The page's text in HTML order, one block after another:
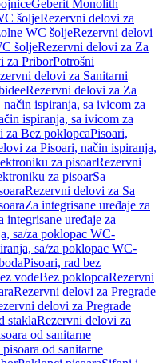
Geberit Monolith
šoljeRezervni delovi za
WC šoljeRezervni delovi
šoljeRezervni delovi za Za
za PriborPotrošni
delovi za Sanitarni
Rezervni delovi za Za
način ispiranja, sa ivicom za
ispiranja, sa ivicom za
za Bez poklopcaPisoari,
za Pisoari, način ispiranja,
za pisoarRezervni
za pisoarSa
Rezervni delovi za Sa
Za integrisane uređaje za
uređaje za
sa/za poklopac WC-
sa/za poklopac WC-
Pisoari, rad bez
vodeBez poklopcaRezervni
Rezervni delovi za Pregrade
delovi za Pregrade
staklaRezervni delovi za
od sanitarne
od sanitarne